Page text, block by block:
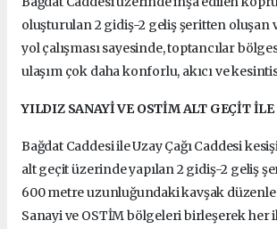
oluşturulan 2 gidiş-2 geliş şeritten oluşan
yol çalışması sayesinde, toptancılar
ulaşım çok daha konforlu, akıcı ve
YILDIZ SANAYİ VE OSTİM ALT GEÇİT
Bağdat Caddesi ile Uzay Çağı Caddesi
alt geçit üzerinde yapılan 2 gidiş-2 geliş
600 metre uzunluğundaki kavşak
Sanayi ve OSTİM bölgeleri birleşerek her